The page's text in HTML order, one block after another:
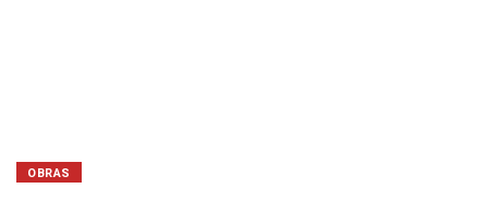
OBRAS